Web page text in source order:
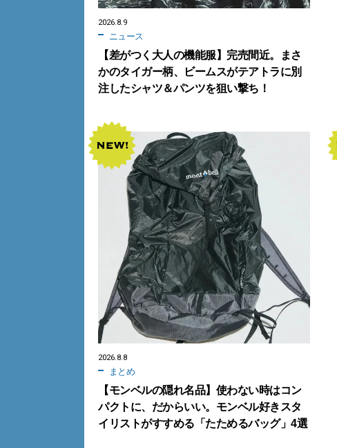
2026.8.9
ニュース
【差がつく大人の機能服】完売間近。まさ
かのタイガー柄、ビームスがテアトラに別
注したシャツ＆パンツを狙い撃ち！
2026.8.8
まとめ
【モンベルの隠れ名品】使わない時はコン
パクトに、だからいい。モンベル好きスタ
イリストがすすめる「たためるバッグ」4選